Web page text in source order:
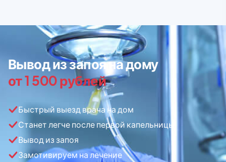
Вывод из запоя на дому
от 1 500 рублей
Быстрый выезд врача на дом
Станет легче после первой капельницы
Вывод из запоя
Замотивируем на лечение